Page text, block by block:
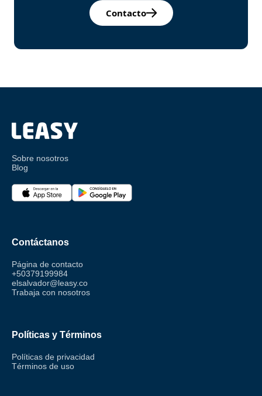
Contacto
Sobre nosotros
Blog
Contáctanos
Página de contacto
+50379199984
elsalvador@leasy.co
Trabaja con nosotros
Políticas y Términos
Políticas de privacidad
Términos de uso